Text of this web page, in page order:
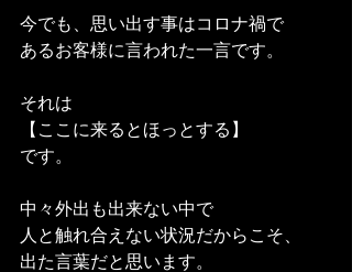
今でも、思い出す事はコロナ禍で
あるお客様に言われた一言です。
それは
【ここに来るとほっとする】
です。
中々外出も出来ない中で
人と触れ合えない状況だからこそ、
出た言葉だと思います。